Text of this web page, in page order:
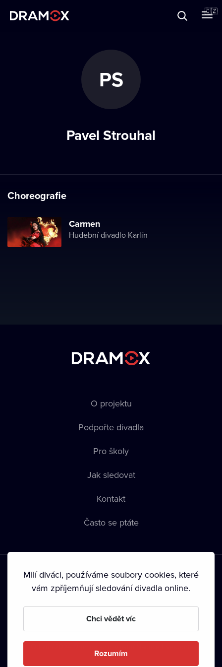
🇨🇿
PS
Pavel Strouhal
Choreografie
Carmen
Hudební divadlo Karlín
O projektu
Podpořte divadla
Pro školy
Jak sledovat
Kontakt
Často se ptáte
Podmínky používání • Ochrana soukromí • Zásady používání
• Autorská práva•
Milí diváci, používáme soubory cookies, které
vám zpříjemňují sledování divadla online.
Chci vědět víc
Rozumím